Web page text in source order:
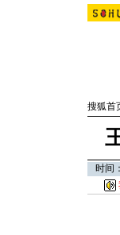
搜狐首
时间